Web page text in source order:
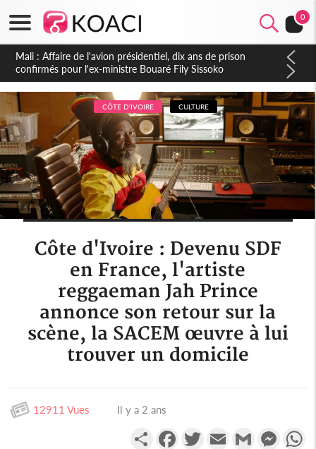
0
Nigeria : Le Togo et le Cameroun principaux acheteurs des
produits de la raffinerie Dangote en juillet
CÔTE D'IVOIRE CULTURE
Côte d'Ivoire : Devenu SDF
en France, l'artiste
reggaeman Jah Prince
annonce son retour sur la
scène, la SACEM œuvre à lui
trouver un domicile
12911 Vues Il y a 2 ans
PartagerFacebookTwitterEmail Gmail